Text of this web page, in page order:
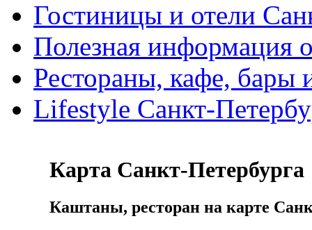
Гостиницы и отели
Полезная информация
Рестораны, кафе, бары
Lifestyle Санкт-
Карта Санкт-Петербурга
Каштаны, ресторан на карте